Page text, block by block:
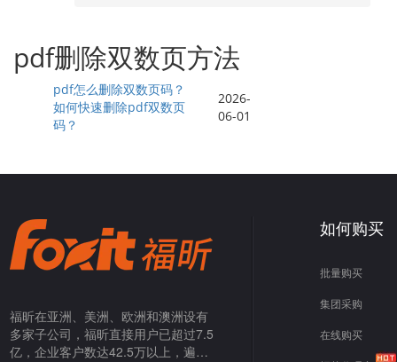
pdf删除双数页方法
pdf怎么删除双数页码？
如何快速删除pdf双数页
码？
2026-
06-01
福昕在亚洲、美洲、欧洲和澳洲设有
多家子公司，福昕直接用户已超过7.5
亿，企业客户数达42.5万以上，遍布
如何购买
批量购买
集团采购
在线购买